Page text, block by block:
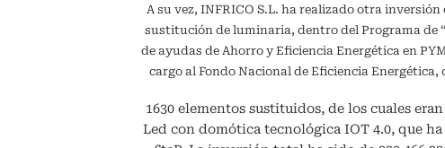
A su vez, INFRICO S.L. ha realizado otra
sustitución de luminaria, dentro del Programa de
de ayudas de Ahorro y Eficiencia Energética en
cargo al Fondo Nacional de Eficiencia Energética,
1630 elementos sustituidos, de los cuales
Led con domótica tecnológica IOT 4.0, que